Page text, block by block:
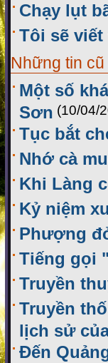
Chạy lụt
Tôi sẽ
Những tin
Một số
Sơn (10/04/
Tục bắt
Nhớ cà
Khi Làng
Kỷ niệm
Phượng
Tiếng gọi
Truyền
Truyền
lịch sử
Đến